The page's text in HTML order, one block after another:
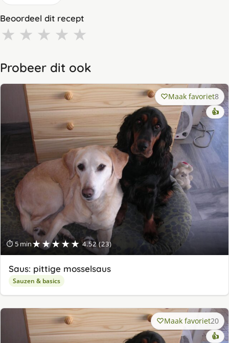
Beoordeel dit recept
★ ★ ★ ★ ★
Probeer dit ook
⏱ 5 min★★★★★ 4.52 (23)
Maak favoriet8
👍
Saus: pittige mosselsaus
Sauzen & basics
Maak favoriet20
👍